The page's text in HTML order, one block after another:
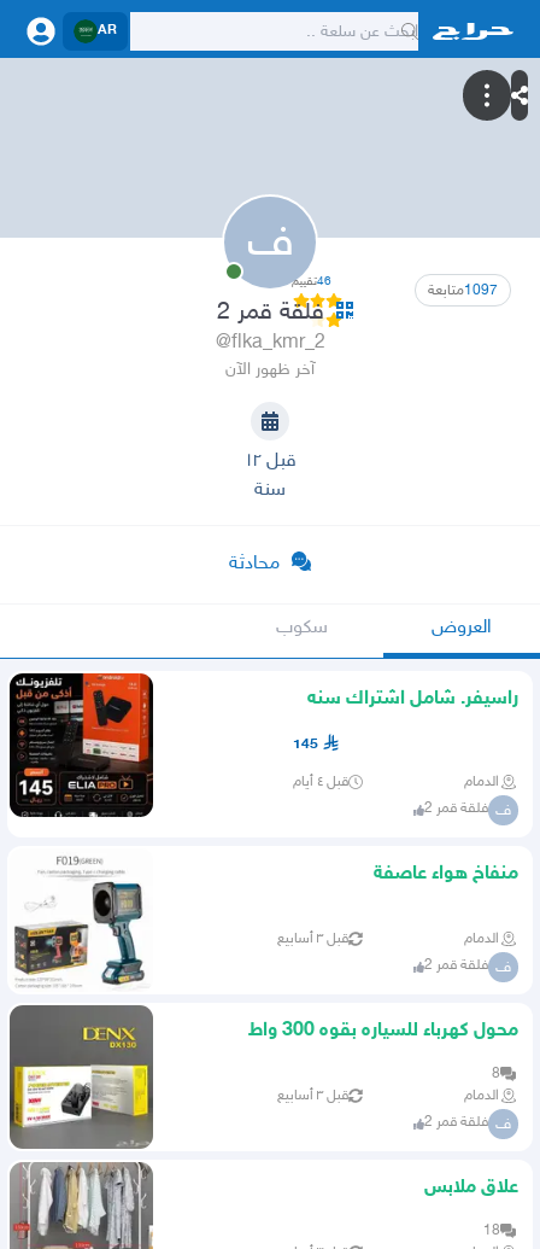
AR
ف
1097متابعة 46تقييم
فلقة قمر 2
@flka_kmr_2
آخر ظهور الآن
قبل ١٢
سنة
محادثة
العروض سكوب
راسيفر. شامل اشتراك سنه
145
الدمام قبل ٤ أيام
ف فلقة قمر 2
منفاخ هواء عاصفة
الدمام قبل ٣ أسابيع
ف فلقة قمر 2
محول كهرباء للسياره بقوه 300 واط
8
الدمام
قبل ٣ أسابيع
ف فلقة قمر 2
علاق ملابس
18